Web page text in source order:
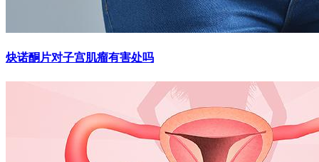
炔诺酮片对子宫肌瘤有害处吗